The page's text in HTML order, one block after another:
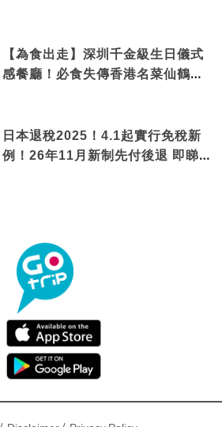
【為食出走】深圳千金級生日儀式
感餐廳！必食失傳香港名菜仙鶴神
日本退稅2025！4.1起實行免稅新
例！26年11月新制先付後退 即睇步